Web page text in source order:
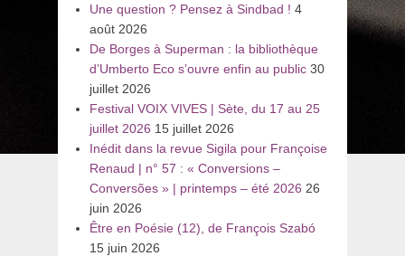
Une question ? Pensez à Sindbad ! 4
août 2026
De Borges à Superman : la bibliothèque
d’Umberto Eco s’ouvre enfin au public 30
juillet 2026
Festival VOIX VIVES | Sète, du 17 au 25
juillet 2026 15 juillet 2026
Inédit dans la revue Sigila pour Françoise
Renaud | n° 57 : « Conversions –
Conversões » | printemps – été 2026 26
juin 2026
Être en Poésie (12), de François Szabó
15 juin 2026